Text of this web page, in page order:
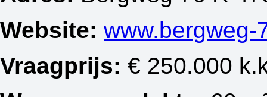
Website: www.bergweg-
Vraagprijs: € 250.000